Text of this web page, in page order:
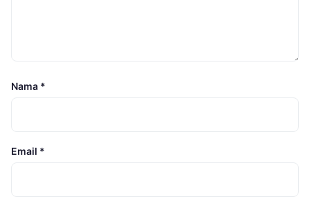
Nama *
Email *